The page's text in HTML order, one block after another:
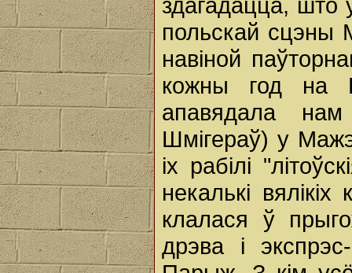
польскай сцэны
навіной
кожны год на
апавядала
Шмігераў) у
іх рабілі
некалькі
клалася ў
дрэва і